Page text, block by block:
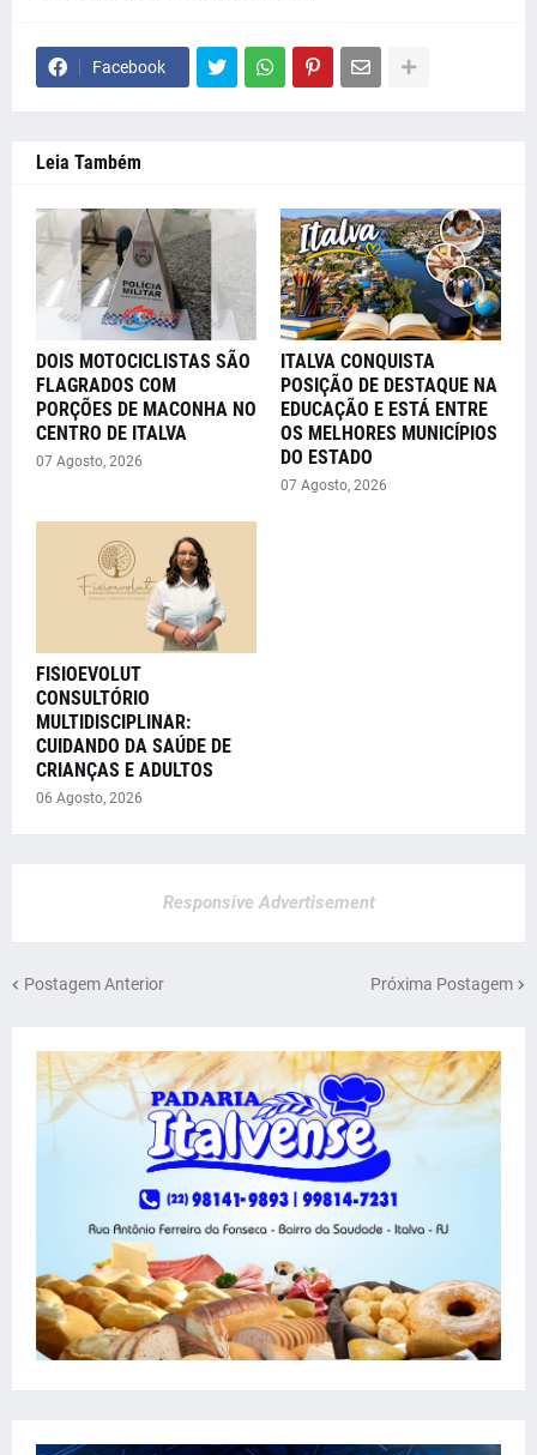
Facebook
Leia Também
DOIS MOTOCICLISTAS SÃO
FLAGRADOS COM
PORÇÕES DE MACONHA NO
CENTRO DE ITALVA
07 Agosto, 2026
ITALVA CONQUISTA
POSIÇÃO DE DESTAQUE NA
EDUCAÇÃO E ESTÁ ENTRE
OS MELHORES MUNICÍPIOS
DO ESTADO
07 Agosto, 2026
FISIOEVOLUT
CONSULTÓRIO
MULTIDISCIPLINAR:
CUIDANDO DA SAÚDE DE
CRIANÇAS E ADULTOS
06 Agosto, 2026
Responsive Advertisement
Postagem Anterior Próxima Postagem